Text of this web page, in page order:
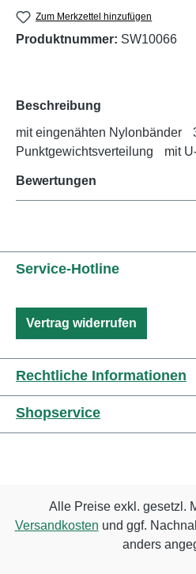
Zum Merkzettel hinzufügen
Produktnummer: SW10066
Beschreibung
mit eingenähten Nylonbänder
Punktgewichtsverteilung mit
Bewertungen
Service-Hotline
Vertrag widerrufen
Rechtliche Informationen
Shopservice
Alle Preise exkl. gesetzl.
Versandkosten und ggf.
anders